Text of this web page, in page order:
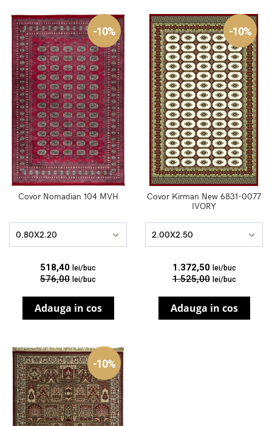
-10%
Covor Nomadian 104 MVH
0.80X2.20
518,40 lei/buc
576,00 lei/buc
Adauga in cos
-10%
Covor Kirman New 6831-0077
IVORY
2.00X2.50
1.372,50 lei/buc
1.525,00 lei/buc
Adauga in cos
-10%